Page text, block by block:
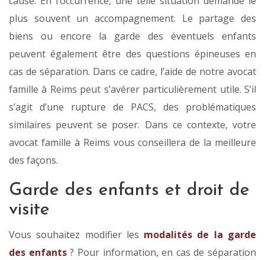
plus souvent un accompagnement. Le partage des
biens ou encore la garde des éventuels enfants
peuvent également être des questions épineuses en
cas de séparation. Dans ce cadre, l’aide de notre avocat
famille à Reims peut s’avérer particulièrement utile. S’il
s’agit d’une rupture de PACS, des problématiques
similaires peuvent se poser. Dans ce contexte, votre
avocat famille à Reims vous conseillera de la meilleure
des façons.
Garde des enfants et droit de
visite
Vous souhaitez modifier les modalités de la garde
des enfants? Pour information, en cas de séparation